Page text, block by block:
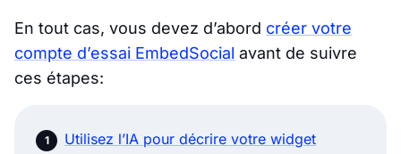
En tout cas, vous devez d’abord créer votre
compte d’essai EmbedSocial avant de suivre
ces étapes:
Utilisez l’IA pour décrire votre widget